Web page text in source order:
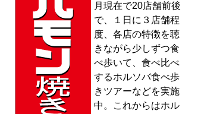
月現在で20店舗前後
で、１日に３店舗程
度、各店の特徴を聴
きながら少しずつ食
べ歩いて、食べ比べ
するホルソバ食べ歩
きツアーなどを実施
中。これからはホル